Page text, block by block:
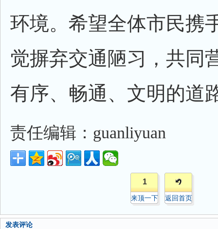
环境。希望全体市民携
觉摒弃交通陋习，共同
有序、畅通、文明的道
责任编辑：guanliyuan
1
来顶一下 返回首页
发表评论